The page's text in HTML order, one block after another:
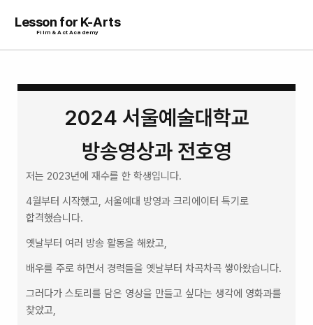
Lesson for K-Arts
Film & Act Academy
2024 서울예술대학교
방송영상과 전호영
저는 2023년에 재수를 한 학생입니다.
4월부터 시작했고, 서울예대 방영과 크리에이터 특기로
합격했습니다.
옛날부터 여러 방송 활동을 해왔고,
배우를 주로 하면서 경력들을 옛날부터 차곡차곡 쌓아왔습니다.
그러다가 스토리를 담은 영상을 만들고 싶다는 생각에 영화과를
찾았고,